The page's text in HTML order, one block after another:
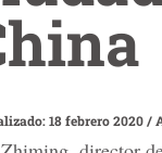
18 febrero 2020/